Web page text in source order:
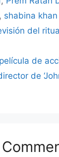
, shabina khan
del
de
de